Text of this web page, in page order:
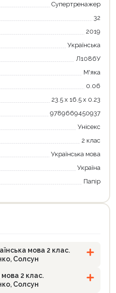
Супертренажер
32
2019
Українська
Л1086У
М'яка
0.06
23.5 х 16.5 х 0.23
9789669450937
Унісекс
2 клас
Українська мова
Україна
Папір
мова 2 клас.
Солсун
2 клас.
Солсун